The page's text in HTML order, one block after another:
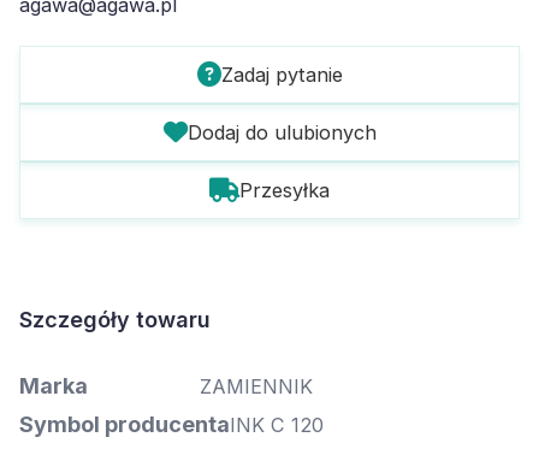
agawa@agawa.pl
Zadaj pytanie
Dodaj do ulubionych
Przesyłka
Szczegóły towaru
Marka ZAMIENNIK
Symbol producentaINK C 120